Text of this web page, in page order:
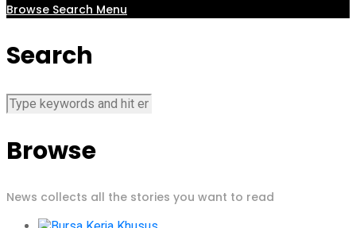
Browse Search Menu
Search
Browse
News collects all the stories you want to read